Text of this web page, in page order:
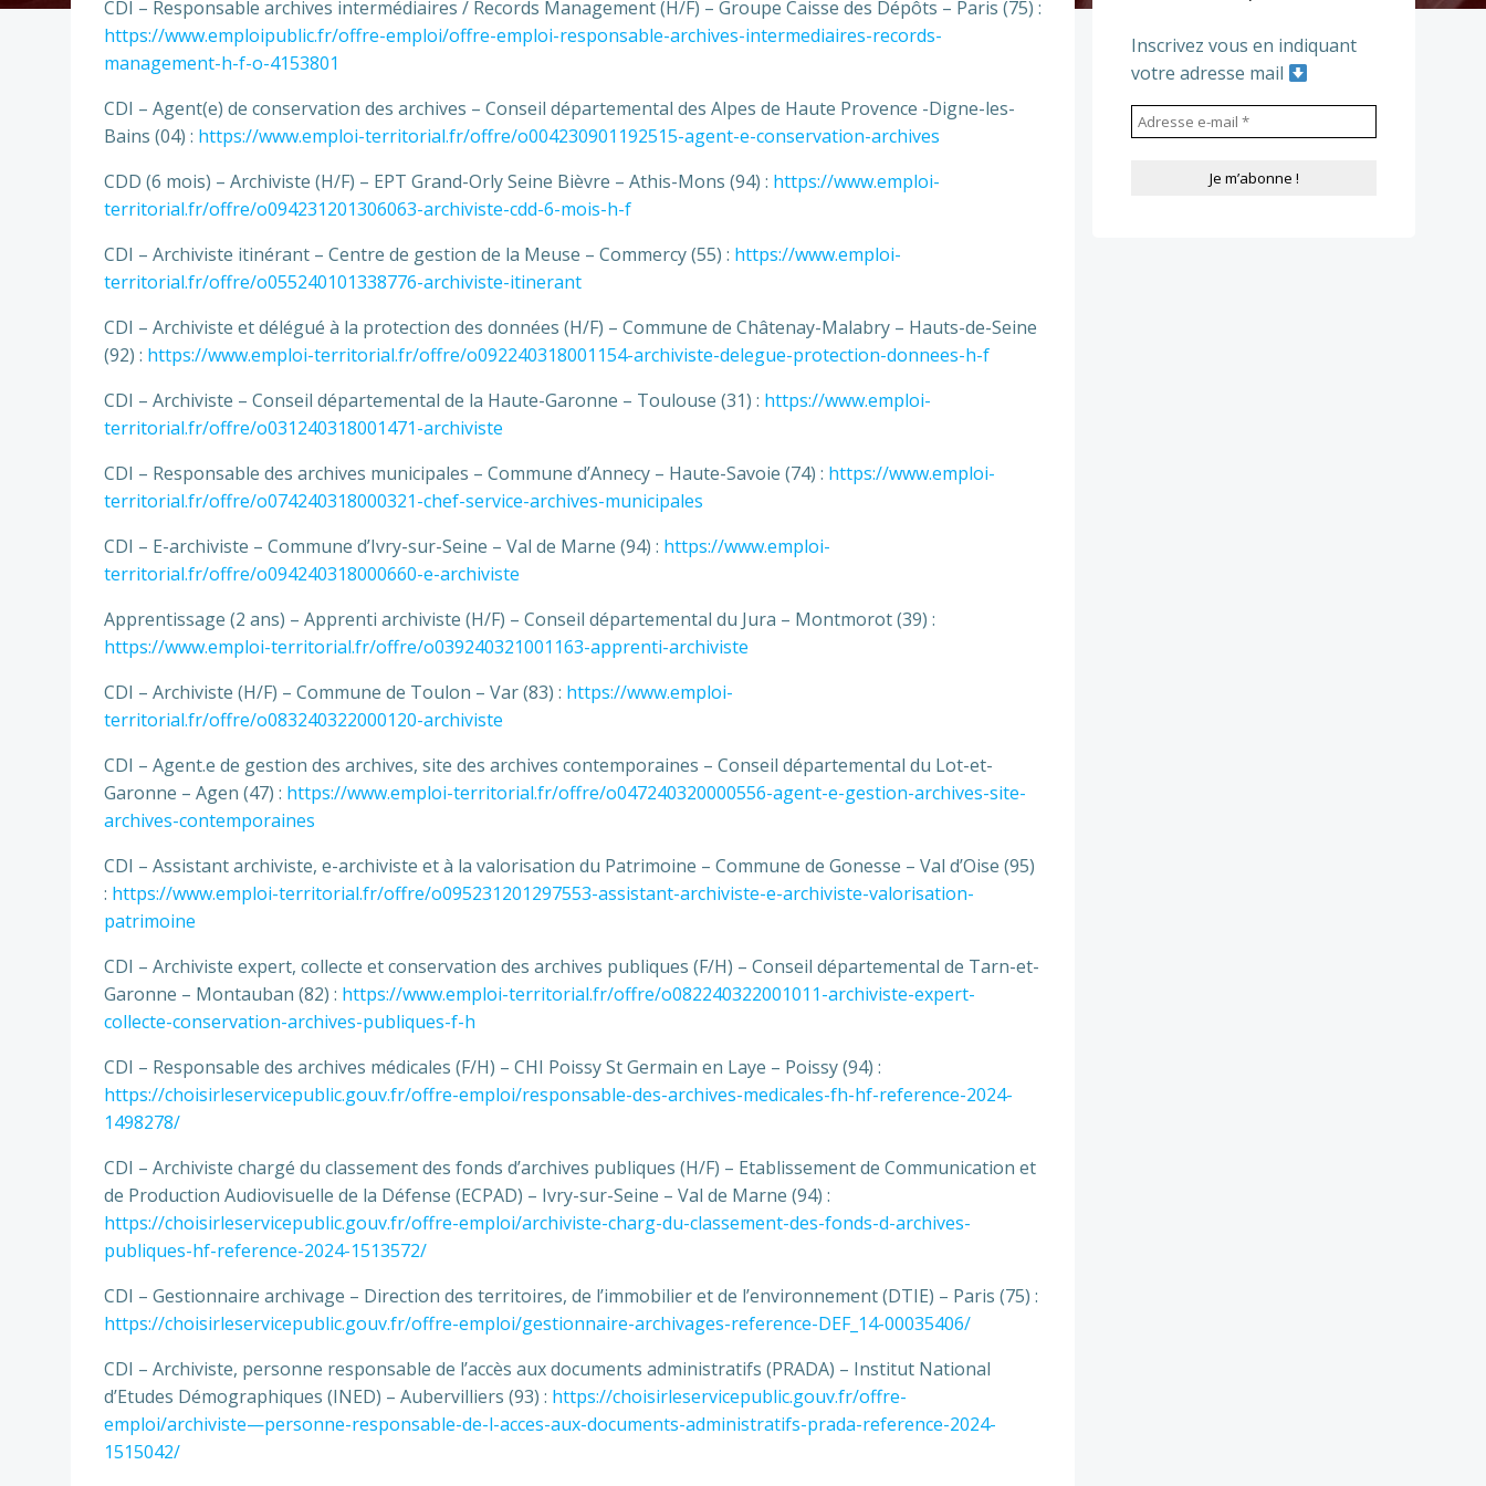
CDI – Responsable archives intermédiaires / Records Management (H/F) – Groupe Caisse des Dépôts – Paris (75) :
https://www.emploipublic.fr/offre-emploi/offre-emploi-responsable-archives-intermediaires-records-
management-h-f-o-4153801
CDI – Agent(e) de conservation des archives – Conseil départemental des Alpes de Haute Provence -Digne-les-
Bains (04) : https://www.emploi-territorial.fr/offre/o004230901192515-agent-e-conservation-archives
CDD (6 mois) – Archiviste (H/F) – EPT Grand-Orly Seine Bièvre – Athis-Mons (94) : https://www.emploi-
territorial.fr/offre/o094231201306063-archiviste-cdd-6-mois-h-f
CDI – Archiviste itinérant – Centre de gestion de la Meuse – Commercy (55) : https://www.emploi-
territorial.fr/offre/o055240101338776-archiviste-itinerant
CDI – Archiviste et délégué à la protection des données (H/F) – Commune de Châtenay-Malabry – Hauts-de-Seine
(92) : https://www.emploi-territorial.fr/offre/o092240318001154-archiviste-delegue-protection-donnees-h-f
CDI – Archiviste – Conseil départemental de la Haute-Garonne – Toulouse (31) : https://www.emploi-
territorial.fr/offre/o031240318001471-archiviste
CDI – Responsable des archives municipales – Commune d’Annecy – Haute-Savoie (74) : https://www.emploi-
territorial.fr/offre/o074240318000321-chef-service-archives-municipales
CDI – E-archiviste – Commune d’Ivry-sur-Seine – Val de Marne (94) : https://www.emploi-
territorial.fr/offre/o094240318000660-e-archiviste
Apprentissage (2 ans) – Apprenti archiviste (H/F) – Conseil départemental du Jura – Montmorot (39) :
https://www.emploi-territorial.fr/offre/o039240321001163-apprenti-archiviste
CDI – Archiviste (H/F) – Commune de Toulon – Var (83) : https://www.emploi-
territorial.fr/offre/o083240322000120-archiviste
CDI – Agent.e de gestion des archives, site des archives contemporaines – Conseil départemental du Lot-et-
Garonne – Agen (47) : https://www.emploi-territorial.fr/offre/o047240320000556-agent-e-gestion-archives-site-
archives-contemporaines
CDI – Assistant archiviste, e-archiviste et à la valorisation du Patrimoine – Commune de Gonesse – Val d’Oise (95)
: https://www.emploi-territorial.fr/offre/o095231201297553-assistant-archiviste-e-archiviste-valorisation-
patrimoine
CDI – Archiviste expert, collecte et conservation des archives publiques (F/H) – Conseil départemental de Tarn-et-
Garonne – Montauban (82) : https://www.emploi-territorial.fr/offre/o082240322001011-archiviste-expert-
collecte-conservation-archives-publiques-f-h
CDI – Responsable des archives médicales (F/H) – CHI Poissy St Germain en Laye – Poissy (94) :
https://choisirleservicepublic.gouv.fr/offre-emploi/responsable-des-archives-medicales-fh-hf-reference-2024-
1498278/
CDI – Archiviste chargé du classement des fonds d’archives publiques (H/F) – Etablissement de Communication et
de Production Audiovisuelle de la Défense (ECPAD) – Ivry-sur-Seine – Val de Marne (94) :
https://choisirleservicepublic.gouv.fr/offre-emploi/archiviste-charg-du-classement-des-fonds-d-archives-
publiques-hf-reference-2024-1513572/
CDI – Gestionnaire archivage – Direction des territoires, de l’immobilier et de l’environnement (DTIE) – Paris (75) :
https://choisirleservicepublic.gouv.fr/offre-emploi/gestionnaire-archivages-reference-DEF_14-00035406/
CDI – Archiviste, personne responsable de l’accès aux documents administratifs (PRADA) – Institut National
d’Etudes Démographiques (INED) – Aubervilliers (93) : https://choisirleservicepublic.gouv.fr/offre-
emploi/archiviste—personne-responsable-de-l-acces-aux-documents-administratifs-prada-reference-2024-
1515042/
Inscrivez vous en indiquant
votre adresse mail